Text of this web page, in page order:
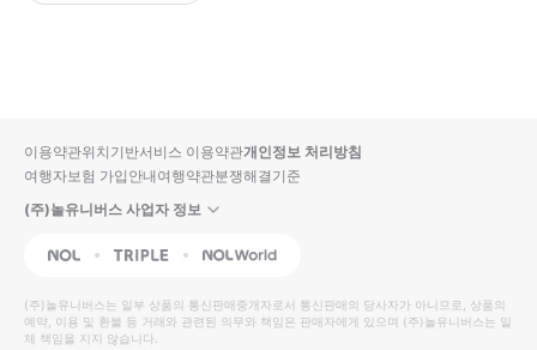
입니
다.
높
은
동
영
순
상
이용약관위치기반서비스 이용약관개인정보 처리방침
여행자보험 가입안내여행약관분쟁해결기준
(주)놀유니버스 사업자 정보
NOL Triple Interpark Global
(주)놀유니버스는 일부 상품의 통신판매중개자로서 통신판매의 당사자가 아니므로, 상품의
예약, 이용 및 환불 등 거래와 관련된 의무와 책임은 판매자에게 있으며 (주)놀유니버스는 일
체 책임을 지지 않습니다.